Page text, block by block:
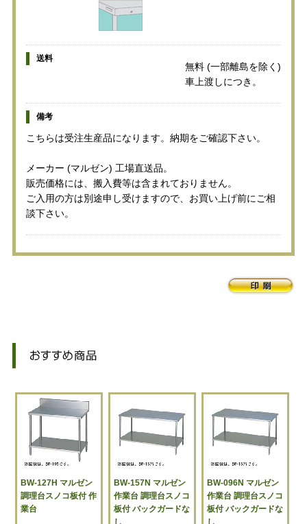
送料
無料 (一部離島を除く)
車上渡しにつき。
備考
こちらは受注生産品になります。納期をご確認下さい。
メーカー (マルゼン) 工場直送品。
販売価格には、搬入費等は含まれておりません。
ご入用の方は別途申し受けますので、お買い上げ前にご相
談下さい。
BW-127H マルゼン
調理台スノコ板付 作
業台
BW-157N マルゼン
作業台 調理台スノコ
板付 バックガードな
し
BW-096N マルゼン
作業台 調理台スノコ
板付 バックガードな
し